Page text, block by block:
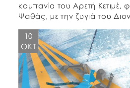
κομπανία του Αρετή
Ψαθάς, με την ζυγιά του
Χαλκιδέων – Οργανισμός
10
ΟΚΤ